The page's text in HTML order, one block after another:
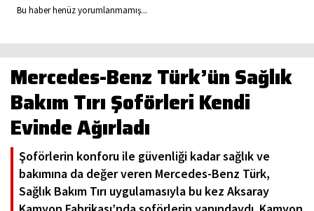
Bu haber henüz yorumlanmamış...
Mercedes-Benz Türk’ün Sağlık
Bakım Tırı Şoförleri Kendi
Evinde Ağırladı
Şoförlerin konforu ile güvenliği kadar sağlık ve
bakımına da değer veren Mercedes-Benz Türk,
Sağlık Bakım Tırı uygulamasıyla bu kez Aksaray